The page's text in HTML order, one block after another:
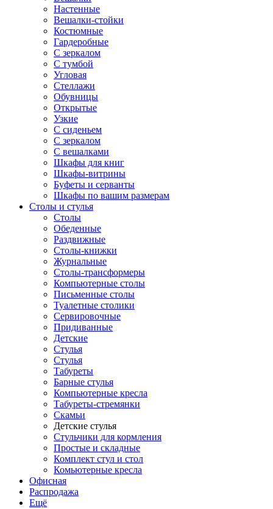
Настенные
Вешалки-стойки
Костюмные
Гардеробные
С зеркалом
С тумбой
Угловая
Стеллажи
Обувницы
Открытые
Узкие
С сиденьем
С зеркалом
С вешалками
Шкафы для книг
Шкафы-витрины
Буфеты и серванты
Шкафы по вашим размерам
Столы и стулья
Столы
Обеденные
Раздвижные
Столы-книжки
Журнальные
Столы-трансформеры
Компьютерные столы
Письменные столы
Туалетные столики
Сервировочные
Придиванные
Детские
Стулья
Стулья
Табуреты
Барные стулья
Компьютерные кресла
Табуреты-стремянки
Скамьи
Детские стулья
Стульчики для кормления
Простые и складные
Комплект стул и стол
Комьютерные кресла
Офисная
Распродажа
Eщё